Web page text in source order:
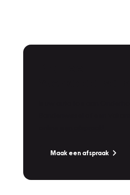
Maak een afspraak